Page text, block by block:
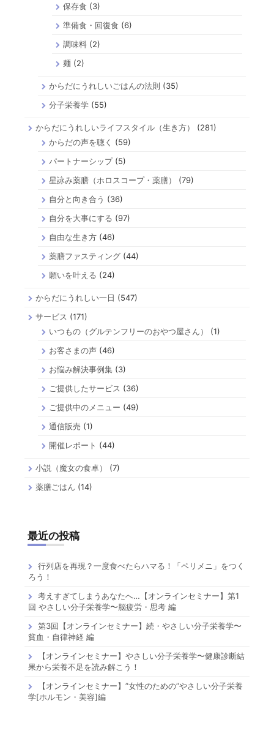
保存食 (3)
準備食・回復食 (6)
調味料(2)
麺 (2)
からだにうれしいごはんの法則 (35)
分子栄養学 (55)
からだにうれしいライフスタイル（生き方）
(281)
からだの声を聴く
(59)
パートナーシップ(5)
星詠み薬膳（ホロスコープ・薬膳）
(79)
自分と向き合う (36)
自分を大事にする (97)
自由な生き方 (46)
薬膳ファスティング (44)
願いを叶える (24)
からだにうれしい一日 (547)
サービス (171)
いつもの（グルテンフリーのおやつ屋さん）
(1)
お客さまの声 (46)
お悩み解決事例集 (3)
ご提供したサービス (36)
ご提供中のメニュー (49)
通信販売 (1)
開催レポート (44)
小説（魔女の食卓）
(7)
薬膳ごはん (14)
最近の投稿
行列店を再現？一度食べたらハマる！「ペリメニ」をつく
ろう！
考えすぎてしまうあなたへ…【オンラインセミナー】第1
回 やさしい分子栄養学〜脳疲労・思考 編
第3回【オンラインセミナー】続・やさしい分子栄養学〜
貧血・自律神経 編
【オンラインセミナー】やさしい分子栄養学〜健康診断結
果から栄養不足を読み解こう！
【オンラインセミナー】”女性のための”やさしい分子栄養
学[ホルモン・美容]編